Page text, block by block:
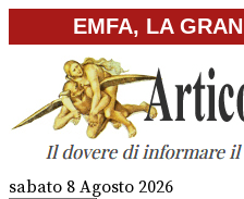
to
content
EMFA, LA
sabato 8 Agosto 2026